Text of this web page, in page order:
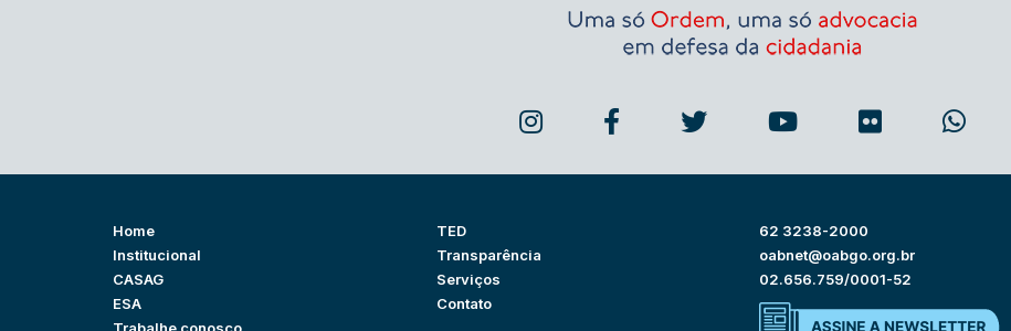
Home
Institucional
CASAG
ESA
TED
Transparência
Serviços
Contato
62 3238-2000
oabnet@oabgo.org.br
02.656.759/0001-52